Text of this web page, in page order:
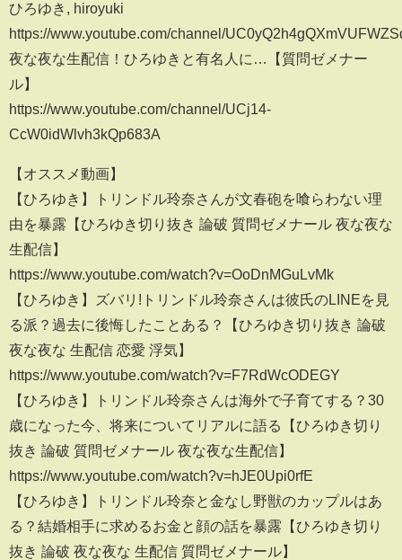
ひろゆき, hiroyuki
https://www.youtube.com/channel/
夜な夜な生配信！ひろゆきと有名人に…【質問ゼメナー
ル】
https://www.youtube.com/channel/UCj14-
CcW0idWlvh3kQp683A
【オススメ動画】
【ひろゆき】トリンドル玲奈さんが文春砲を喰らわない理
由を暴露【ひろゆき切り抜き 論破 質問ゼメナール 夜な夜な
生配信】
https://www.youtube.com/watch?v=OoDnMGuLvMk
【ひろゆき】ズバリ!トリンドル玲奈さんは彼氏のLINEを見
る派？過去に後悔したことある？【ひろゆき切り抜き 論破
夜な夜な 生配信 恋愛 浮気】
https://www.youtube.com/watch?v=F7RdWcODEGY
【ひろゆき】トリンドル玲奈さんは海外で子育てする？30
歳になった今、将来についてリアルに語る【ひろゆき切り
抜き 論破 質問ゼメナール 夜な夜な生配信】
https://www.youtube.com/watch?v=hJE0Upi0rfE
【ひろゆき】トリンドル玲奈と金なし野獣のカップルはあ
る？結婚相手に求めるお金と顔の話を暴露【ひろゆき切り
抜き 論破 夜な夜な 生配信 質問ゼメナール】